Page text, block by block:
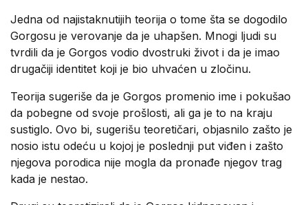
Jedna od najistaknutijih teorija o tome šta se dogodilo
Gorgosu je verovanje da je uhapšen. Mnogi ljudi su
tvrdili da je Gorgos vodio dvostruki život i da je imao
drugačiji identitet koji je bio uhvaćen u zločinu.
Teorija sugeriše da je Gorgos promenio ime i pokušao
da pobegne od svoje prošlosti, ali ga je to na kraju
sustiglo. Ovo bi, sugerišu teoretičari, objasnilo zašto je
nosio istu odeću u kojoj je poslednji put viđen i zašto
njegova porodica nije mogla da pronađe njegov trag
kada je nestao.